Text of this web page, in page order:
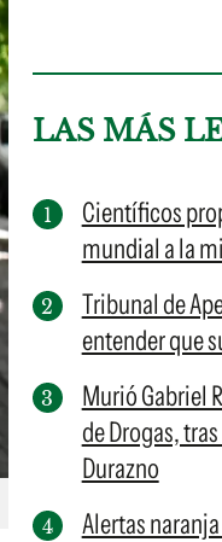
LAS MÁS
Científicos
mundial a la
Tribunal de
entender que
Murió Gabriel
de Drogas,
Durazno
Alertas